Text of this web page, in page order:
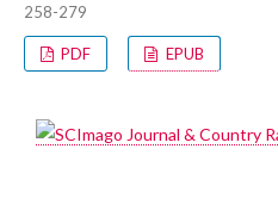
258-279
PDF EPUB